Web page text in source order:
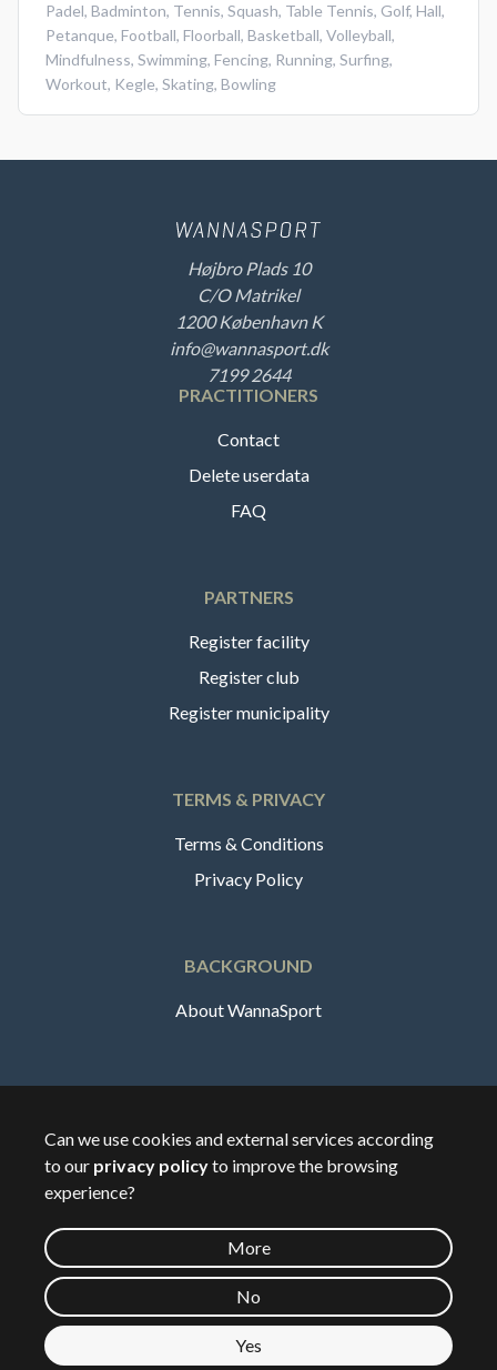
Padel, Badminton, Tennis, Squash, Table Tennis, Golf, Hall,
Petanque, Football, Floorball, Basketball, Volleyball,
Mindfulness, Swimming, Fencing, Running, Surfing,
Workout, Kegle, Skating, Bowling
Højbro Plads 10
C/O Matrikel
1200 København K
info@wannasport.dk
7199 2644
PRACTITIONERS
Contact
Delete userdata
FAQ
PARTNERS
Register facility
Register club
Register municipality
TERMS & PRIVACY
Terms & Conditions
Privacy Policy
BACKGROUND
About WannaSport
🇸🇪Sverige
©2026Wannasport.dk
Private data
Can we use cookies and external services according
to our privacy policyto improve the browsing
experience?
More
No
Yes